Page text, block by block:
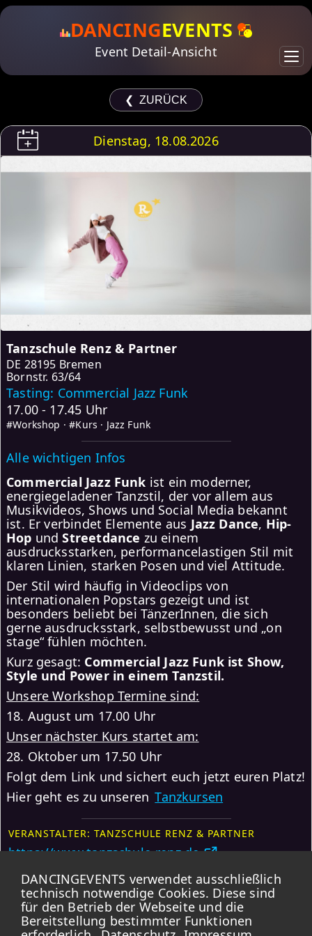
DANCINGEVENTS
Event Detail-Ansicht
❮ ZURÜCK
Dienstag, 18.08.2026
Tanzschule Renz & Partner
DE 28195 Bremen
Bornstr. 63/64
Tasting: Commercial Jazz Funk
17.00 - 17.45 Uhr
#Workshop · #Kurs · Jazz Funk
Alle wichtigen Infos
Commercial Jazz Funk ist ein moderner,
energiegeladener Tanzstil, der vor allem aus
Musikvideos, Shows und Social Media bekannt
ist. Er verbindet Elemente aus Jazz Dance, Hip-
Hop undStreetdance zu einem
ausdrucksstarken, performancelastigen Stil mit
klaren Linien, starken Posen und viel Attitude.
Der Stil wird häufig in Videoclips von
internationalen Popstars gezeigt und ist
besonders beliebt bei TänzerInnen, die sich
gerne ausdrucksstark, selbstbewusst und „on
stage“ fühlen möchten.
Kurz gesagt: Commercial Jazz Funk ist Show,
Style und Power in einem Tanzstil.
Unsere Workshop Termine sind:
18. August um 17.00 Uhr
Unser nächster Kurs startet am:
28. Oktober um 17.50 Uhr
Folgt dem Link und sichert euch jetzt euren Platz!
Hier geht es zu unseren Tanzkursen
VERANSTALTER: TANZSCHULE RENZ & PARTNER
https://www.tanzschule-renz.de
Weitere Events
Anmelden
Karte
DANCINGEVENTS verwendet ausschließlich
technisch notwendige Cookies. Diese sind
für den Betrieb der Webseite und die
Bereitstellung bestimmter Funktionen